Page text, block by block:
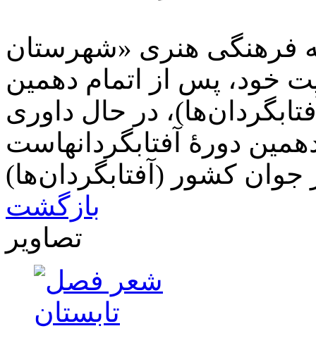
فرهنگی هنری «شهرستان
خود، پس از اتمام دهمین
در حال داوری
کشور (آفتابگردان‌ها)
بازگشت
تصاویر